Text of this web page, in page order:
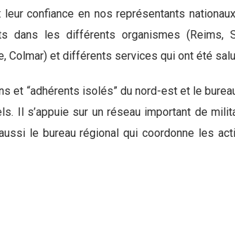
confiance en nos représentants
dans les différents organismes (Reims,
Colmar) et différents services qui ont été
“adhérents isolés” du nord-est et le
Il s’appuie sur un réseau important de
le bureau régional qui coordonne les